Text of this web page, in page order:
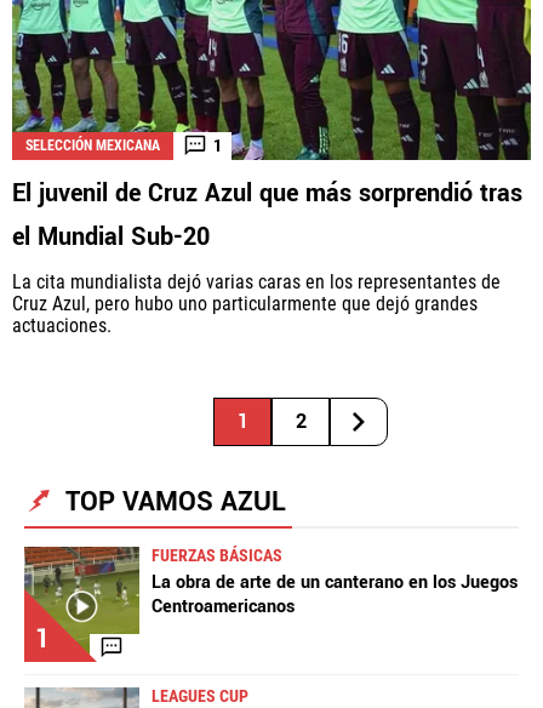
SELECCIÓN MEXICANA 1
El juvenil de Cruz Azul que más sorprendió tras
el Mundial Sub-20
La cita mundialista dejó varias caras en los representantes de
Cruz Azul, pero hubo uno particularmente que dejó grandes
actuaciones.
1 2
TOP VAMOS AZUL
1
FUERZAS BÁSICAS
La obra de arte de un canterano en los Juegos
Centroamericanos
LEAGUES CUP